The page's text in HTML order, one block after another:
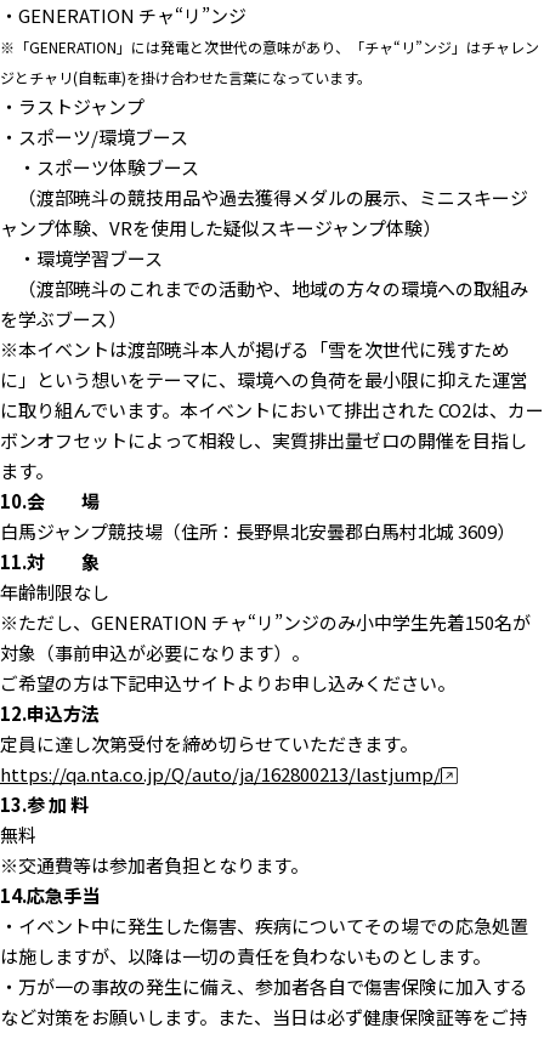
・GENERATION チャ“リ”ンジ
※「GENERATION」には発電と次世代の意味があり、「チャ“リ”ンジ」はチャレン
ジとチャリ(自転車)を掛け合わせた言葉になっています。
・ラストジャンプ
・スポーツ/環境ブース
・スポーツ体験ブース
（渡部暁斗の競技用品や過去獲得メダルの展示、ミニスキージ
ャンプ体験、VRを使用した疑似スキージャンプ体験）
・環境学習ブース
（渡部暁斗のこれまでの活動や、地域の方々の環境への取組み
を学ぶブース）
※本イベントは渡部暁斗本人が掲げる「雪を次世代に残すため
に」という想いをテーマに、環境への負荷を最小限に抑えた運営
に取り組んでいます。本イベントにおいて排出された CO2は、カー
ボンオフセットによって相殺し、実質排出量ゼロの開催を目指し
ます。
10.会 場
白馬ジャンプ競技場（住所：長野県北安曇郡白馬村北城 3609）
11.対 象
年齢制限なし
※ただし、GENERATION チャ“リ”ンジのみ小中学生先着150名が
対象（事前申込が必要になります）。
ご希望の方は下記申込サイトよりお申し込みください。
12.申込方法
定員に達し次第受付を締め切らせていただきます。
https://qa.nta.co.jp/Q/auto/ja/162800213/lastjump/
13.参 加 料
無料
※交通費等は参加者負担となります。
14.応急手当
・イベント中に発生した傷害、疾病についてその場での応急処置
は施しますが、以降は一切の責任を負わないものとします。
・万が一の事故の発生に備え、参加者各自で傷害保険に加入する
など対策をお願いします。また、当日は必ず健康保険証等をご持